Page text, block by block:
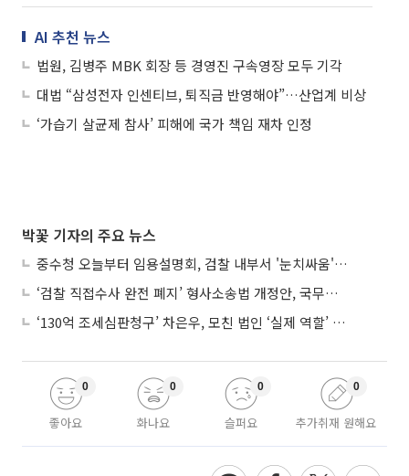
AI 추천 뉴스
법원, 김병주 MBK 회장 등 경영진 구속영장 모두 기각
대법 “삼성전자 인센티브, 퇴직금 반영해야”…산업계 비상
‘가습기 살균제 참사’ 피해에 국가 책임 재차 인정
박꽃 기자의 주요 뉴스
중수청 오늘부터 임용설명회, 검찰 내부서 '눈치싸움' 기류변화도
‘검찰 직접수사 완전 폐지’ 형사소송법 개정안, 국무회의 통과
‘130억 조세심판청구’ 차은우, 모친 법인 ‘실제 역할’ 다툴 듯
좋아요
0
화나요
0
슬퍼요
0
추가취재 원해요
0